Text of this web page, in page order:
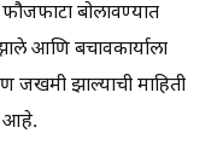
बोलावण्यात
आणि बचावकार्याला
जखमी झाल्याची माहिती
आहे.